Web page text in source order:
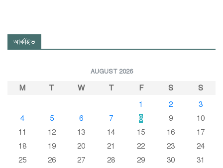
আর্কাইভ
AUGUST 2026
M T W T F S
S
1
2
3
4
5 6 7 8 9
10
11
12 13 14 15 16
17
18
19 20 21 22 23
24
25
26 27 28 29 30
31